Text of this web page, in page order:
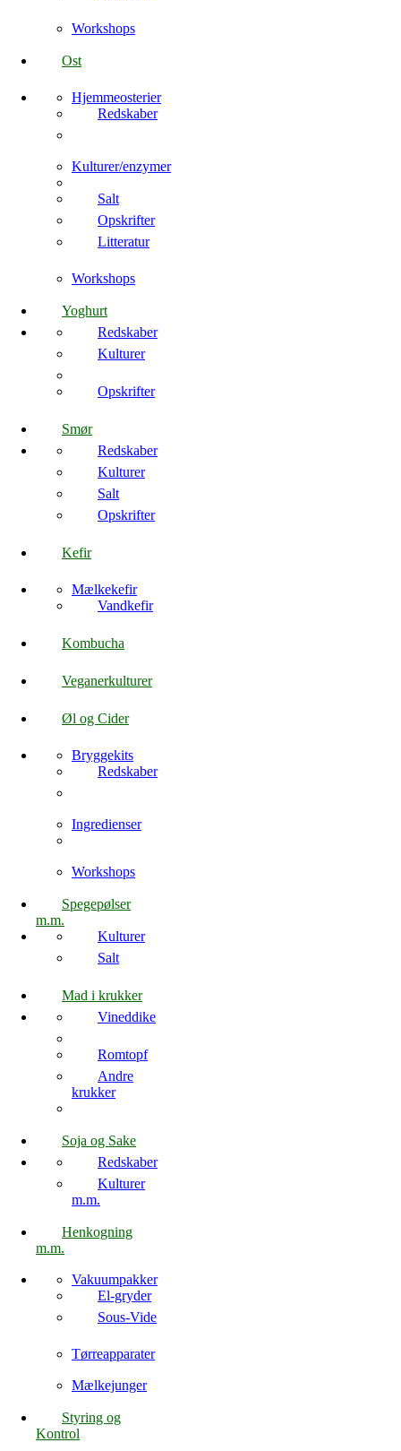
Workshops
Ost
Hjemmeosterier
Redskaber
Kulturer/enzymer
Salt
Opskrifter
Litteratur
Workshops
Yoghurt
Redskaber
Kulturer
Opskrifter
Smør
Redskaber
Kulturer
Salt
Opskrifter
Kefir
Mælkekefir
Vandkefir
Kombucha
Veganerkulturer
Øl og Cider
Bryggekits
Redskaber
Ingredienser
Workshops
Spegepølser
m.m.
Kulturer
Salt
Mad i krukker
Vineddike
Romtopf
Andre
krukker
Soja og Sake
Redskaber
Kulturer
m.m.
Henkogning
m.m.
Vakuumpakker
El-gryder
Sous-Vide
Tørreapparater
Mælkejunger
Styring og
Kontrol